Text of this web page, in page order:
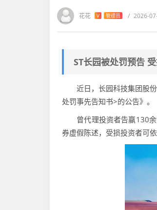
花花 V 管理员 / 2026-
ST长园被处罚预告
近日，长园科技集团股份
处罚事先告知书>的公告》。
曾代理投资者告赢130余
券虚假陈述，受损投资者可依